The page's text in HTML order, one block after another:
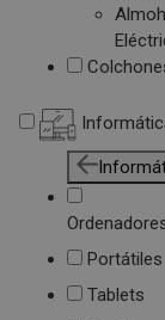
Portátiles
Tablets